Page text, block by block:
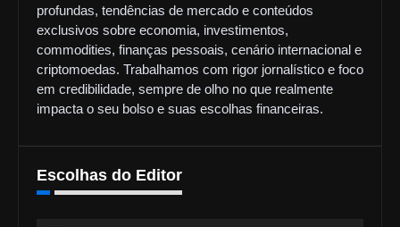
profundas, tendências de mercado e conteúdos
exclusivos sobre economia, investimentos,
commodities, finanças pessoais, cenário internacional e
criptomoedas. Trabalhamos com rigor jornalístico e foco
em credibilidade, sempre de olho no que realmente
impacta o seu bolso e suas escolhas financeiras.
Escolhas do Editor